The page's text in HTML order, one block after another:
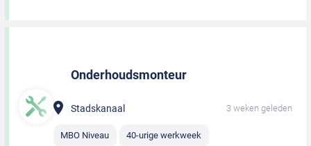
Onderhoudsmonteur
Stadskanaal 3 weken geleden
MBO Niveau 40-urige werkweek